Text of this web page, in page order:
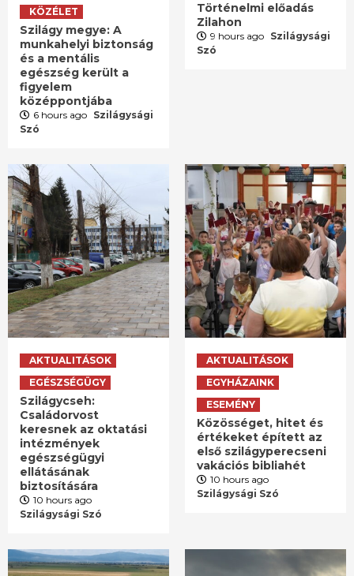
KÖZÉLET
Szilágy megye: A
munkahelyi biztonság
és a mentális
egészség került a
figyelem
középpontjába
6 hours ago Szilágysági
Szó
Történelmi előadás
Zilahon
9 hours ago Szilágysági
Szó
AKTUALITÁSOK
EGÉSZSÉGÜGY
Szilágycseh:
Családorvost
keresnek az oktatási
intézmények
egészségügyi
ellátásának
biztosítására
10 hours ago
Szilágysági Szó
AKTUALITÁSOK
EGYHÁZAINK
ESEMÉNY
Közösséget, hitet és
értékeket épített az
első szilágyperecseni
vakációs bibliahét
10 hours ago
Szilágysági Szó